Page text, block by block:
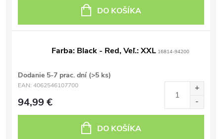
DO KOŠÍKA
Farba: Black - Red, Veľ.: XXL 16814-94200
Dodanie 5-7 prac. dní (>5 ks)
EAN: 4062546107700
94,99 €
DO KOŠÍKA